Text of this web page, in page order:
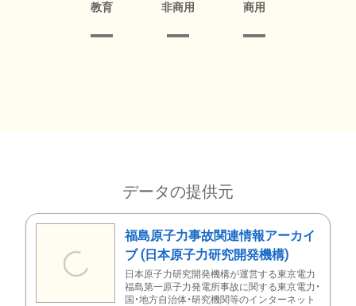
教育 非商用 商用
データの提供元
福島原子力事故関連情報アーカイ
ブ (日本原子力研究開発機構)
日本原子力研究開発機構が運営する東京電力
福島第一原子力発電所事故に関する東京電力・
国・地方自治体・研究機関等のインターネット